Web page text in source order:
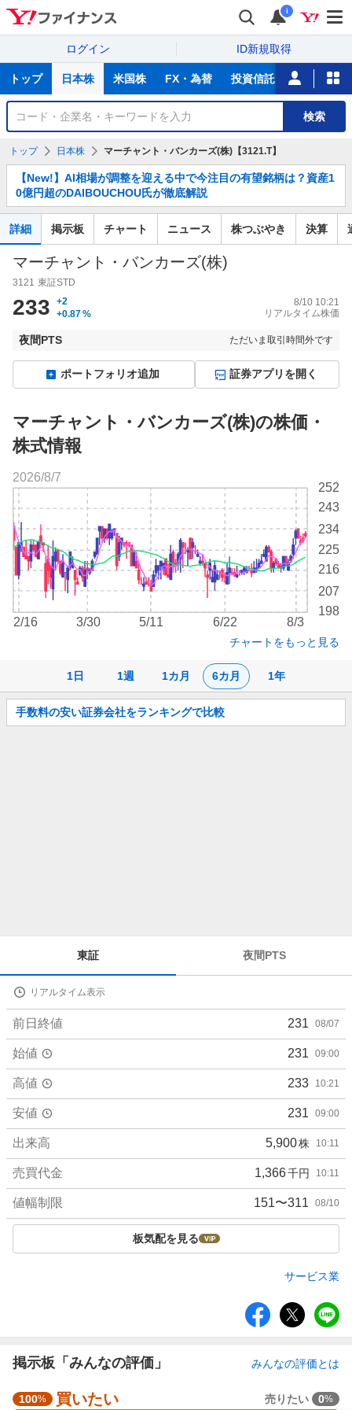
i
ログイン ID新規取得
サ
トップ 日本株 米国株 FX・為替 投資信託 ニュース
銘
検
検索
トップ 日本株 マーチャント・バンカーズ(株)【3121.T】
知
ら
せ
【New!】AI相場が調整を迎える中で今注目の有望銘柄は？資産1
0億円超のDAIBOUCHOU氏が徹底解説
詳細 掲示板 チャート ニュース 株つぶやき 決算
マーチャント・バンカーズ(株)
3121 東証STD
233
+2
+0.87%
8/10 10:21
リアルタイム株価
夜間PTS ただいま取引時間外です
ポートフォリオ追加 証券アプリを開く
マーチャント・バンカーズ(株)の株価・
株式情報
1日 1週 1カ月 6カ月 1年
198
207
216
225
234
243
252
2/16 3/30 5/11 6/22 8/3
2026/8/7
チャートをもっと見る
お
知
手数料の安い証券会社をランキングで比較
詳
値
東証 夜間PTS
リアルタイム表示
前日終値 231 08/07
始値 231 09:00
高値 233 10:21
安値 231 09:00
出来高 5,900株 10:11
売買代金 1,366千円 10:11
値幅制限 151〜311 08/10
板気配を見る
サービス業
ア
掲示板「みんなの評価」 みんなの評価とは
強100% 買いたい 売りたい 0%